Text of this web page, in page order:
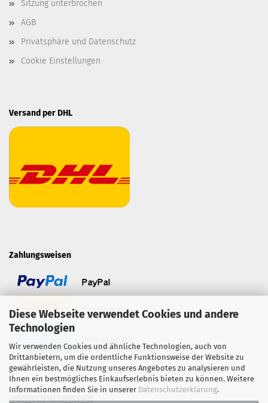
Diese Webseite verwendet Cookies und andere
Technologien
Wir verwenden Cookies und ähnliche Technologien, auch von
Drittanbietern, um die ordentliche Funktionsweise der Website zu
gewährleisten, die Nutzung unseres Angebotes zu analysieren und
Ihnen ein bestmögliches Einkaufserlebnis bieten zu können. Weitere
Informationen finden Sie in unserer Datenschutzerklärung.
Sitzung unterbrochen
AGB
Privatsphäre und Datenschutz
Cookie Einstellungen
Versand per DHL
Zahlungsweisen